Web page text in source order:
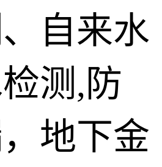
自来水
测,防
地下金